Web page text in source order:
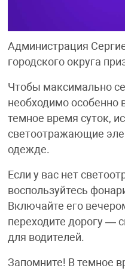
Администрация
городского округа
Чтобы максимально
необходимо особенно
темное время суток,
светоотражающие
одежде.
Если у вас нет
воспользуйтесь
Включайте его
переходите дорогу —
для водителей.
Запомните! В темное